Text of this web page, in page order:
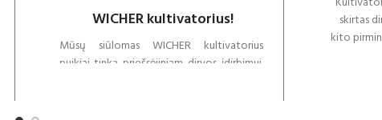
WICHER kultivatorius!
Mūsų siūlomas WICHER kultivatorius
puikiai tinka priešsėjiniam dirvos įdirbimui.
skirtas
kito